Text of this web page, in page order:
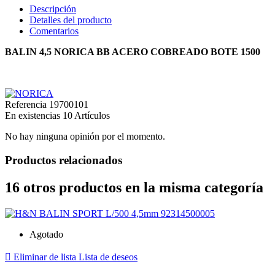
Descripción
Detalles del producto
Comentarios
BALIN 4,5 NORICA BB ACERO COBREADO BOTE 1500
Referencia 19700101
En existencias 10 Artículos
No hay ninguna opinión por el momento.
Productos relacionados
16 otros productos en la misma categoría
Agotado
 Eliminar de lista Lista de deseos